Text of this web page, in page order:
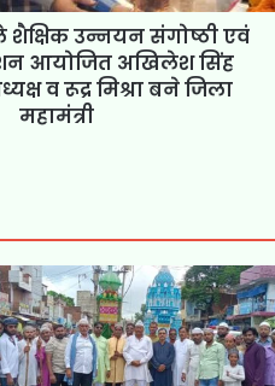
उन्नयन संगोष्ठी एवं
आयोजित अखिलेश सिंह
व रूद्र मिश्रा बने जिला
महामंत्री